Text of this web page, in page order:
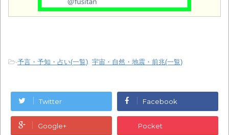
-予言・予知・占い(一覧) 宇宙・自然・地震・前兆(一覧)
Twitter Facebook
Google+ Pocket